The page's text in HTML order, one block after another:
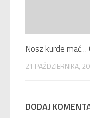
Nosz kurde mać…
21 PAŹDZIERNIKA,
DODAJ